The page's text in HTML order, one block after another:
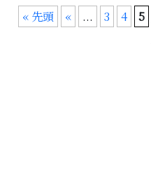
« 先頭 « ... 3 4 5